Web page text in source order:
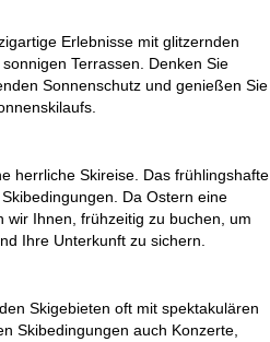
Erlebnisse mit glitzernden
Terrassen. Denken Sie
Sonnenschutz und genießen Sie
herrliche Skireise. Das frühlingshafte
Da Ostern eine
wir Ihnen, frühzeitig zu buchen, um
Ihre Unterkunft zu sichern.
Skigebieten oft mit spektakulären
Skibedingungen auch Konzerte,